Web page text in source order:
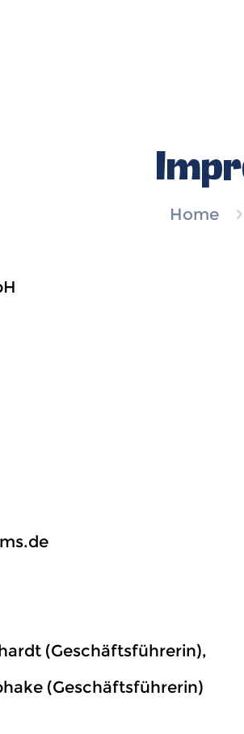
Home
(Geschäftsführerin),
(Geschäftsführerin)